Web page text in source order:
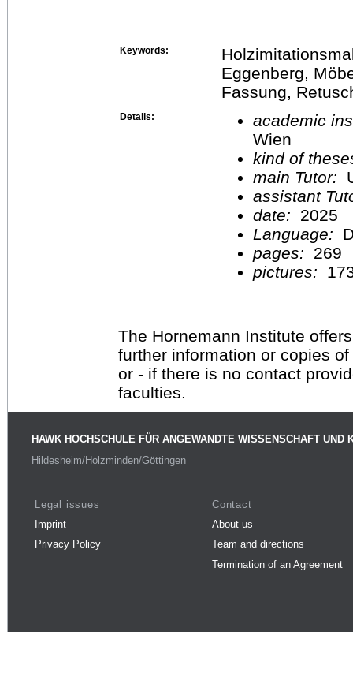
Keywords:
Eggenberg,
Fassung,
Details:
academic
Wien
kind of
main Tutor:
assistant
date:
2025
Language:
pages:
269
pictures:
The Hornemann Institute
further information or copies
or - if there is no contact
faculties.
HAWK HOCHSCHULE FÜR ANGEWANDTE WISSENSCHAFT UND
Hildesheim/Holzminden/Göttingen
Legal issues
Imprint
Privacy Policy
Contact
About us
Team and directions
Termination of an Agreement